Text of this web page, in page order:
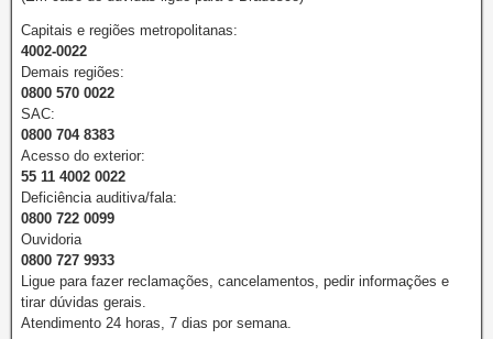
Capitais e regiões metropolitanas:
4002-0022
Demais regiões:
0800 570 0022
SAC:
0800 704 8383
Acesso do exterior:
55 11 4002 0022
Deficiência auditiva/fala:
0800 722 0099
Ouvidoria
0800 727 9933
Ligue para fazer reclamações, cancelamentos, pedir informações e
tirar dúvidas gerais.
Atendimento 24 horas, 7 dias por semana.